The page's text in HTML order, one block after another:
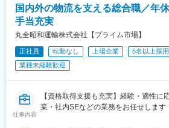
前駅、蓮根駅、瑞江駅、東あずま駅、
新小岩駅、本駒込駅、葛西駅、小岩駅
都)、京成曳舟駅、大袋駅、北与野駅、
学前駅、戸田公園駅、戸田駅(埼玉県)
崎駅、八潮駅、谷塚駅、我孫子町駅、
線)、堅下駅、新加美駅、野江駅、河内
花園駅、田辺駅(大阪府)、高須神社駅
(大阪府)、関目成育駅、千林駅、森ノ
駅、長居駅(阪和線)、鶴ケ丘駅、玉川
中野駅、南森町駅、帝塚山三丁目駅、
駅、河内小阪駅、新田駅(京都府)、帷
国内外の物流を支える総合職／年
手当充実
丸全昭和運輸株式会社【プライム市場】
正社員 転勤なし 上場企業 5名以上採用
業種未経験歓迎
仕事内容
【資格取得支援も充実】経験・適性に
業・社内SEなどの業務をお任せします